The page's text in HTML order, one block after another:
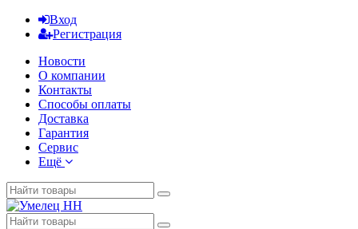
Вход
Регистрация
Новости
О компании
Контакты
Способы оплаты
Доставка
Гарантия
Сервис
Ещё